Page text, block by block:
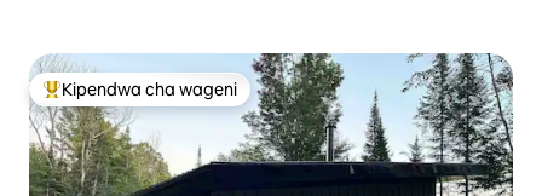
Kipendwa maarufu cha wageni
Kipendwa cha wageni